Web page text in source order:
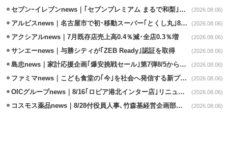
セブンｰイレブンnews｜｢セブンプレミアム まるで和梨｣8/11から順次発売 (2026.08.06)
アルビスnews｜名古屋市で初･移動スーパー｢とくし丸｣8/4運行開始 (2026.08.06)
アクシアルnews｜7月既存店売上高0.4％減･全店0.3％増 (2026.08.06)
サンエーnews｜与勝シティが｢ZEB Ready｣認証を取得 (2026.08.06)
島忠news｜家計応援企画｢爆安挑戦セール｣第7弾8/5から開催 (2026.08.06)
ファミマnews｜こども食堂の｢今｣を社会へ発信する新プロジェクト始動 (2026.08.06)
OICグループnews｜8/16｢ロピア港北インター店｣リニューアル/食品売場拡大 (2026.08.06)
コスモス薬品news｜8/28付役員人事､竹森基経営企画部長が取締役昇格 (2026.08.06)